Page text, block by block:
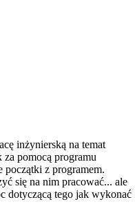
inżynierską na temat
za pomocą programu
z programem.
się na nim pracować... ale
dotyczącą tego jak wykonać